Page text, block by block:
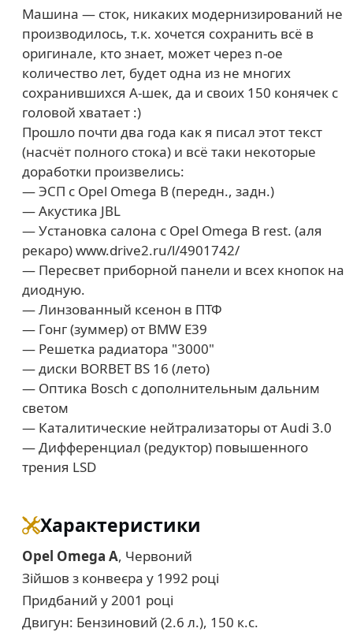
Машина — сток, никаких модернизирований не
производилось, т.к. хочется сохранить всё в
оригинале, кто знает, может через n-ое
количество лет, будет одна из не многих
сохранившихся А-шек, да и своих 150 конячек с
головой хватает :)
Прошло почти два года как я писал этот текст
(насчёт полного стока) и всё таки некоторые
доработки произвелись:
— ЭСП с Opel Omega B (передн., задн.)
— Акустика JBL
— Установка салона с Opel Omega B rest. (аля
рекаро) www.drive2.ru/l/4901742/
— Пересвет приборной панели и всех кнопок на
диодную.
— Линзованный ксенон в ПТФ
— Гонг (зуммер) от BMW E39
— Решетка радиатора "3000"
— диски BORBET BS 16 (лето)
— Оптика Bosch с дополнительным дальним
светом
— Каталитические нейтрализаторы от Audi 3.0
— Дифференциал (редуктор) повышенного
трения LSD
Характеристики
Opel Omega A, Червоний
Зійшов з конвеєра у 1992 році
Придбаний у 2001 році
Двигун: Бензиновий (2.6 л.), 150 к.с.